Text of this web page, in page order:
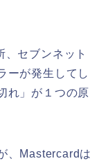
セブンネット
ーが発生してし
れ」が１つの原
、Mastercardは